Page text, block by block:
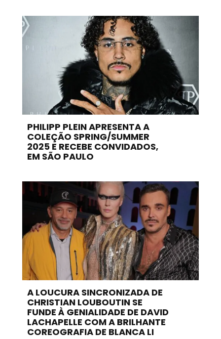
PHILIPP PLEIN APRESENTA A
COLEÇÃO SPRING/SUMMER
2025 E RECEBE CONVIDADOS,
EM SÃO PAULO
A LOUCURA SINCRONIZADA DE
CHRISTIAN LOUBOUTIN SE
FUNDE À GENIALIDADE DE DAVID
LACHAPELLE COM A BRILHANTE
COREOGRAFIA DE BLANCA LI